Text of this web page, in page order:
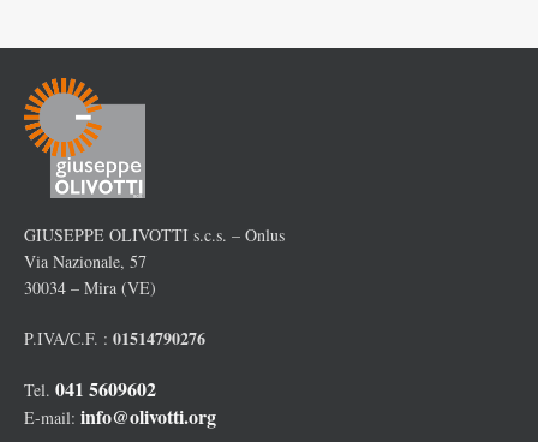
GIUSEPPE OLIVOTTI s.c.s. – Onlus
Via Nazionale, 57
30034 – Mira (VE)
P.IVA/C.F. : 01514790276
Tel. 041 5609602
E-mail: info@olivotti.org